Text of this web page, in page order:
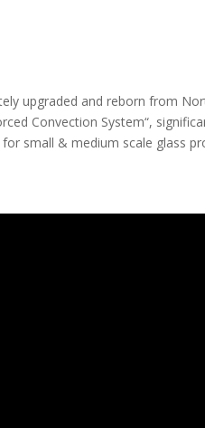
upgraded and reborn from
Convection System“,
small & medium scale glass